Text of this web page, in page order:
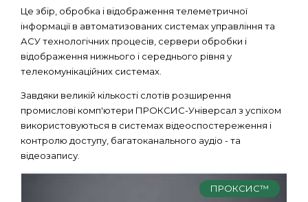
Це збір, обробка і відображення телеметричної
інформації в автоматизованих системах управління та
АСУ технологічних процесів, сервери обробки і
відображення нижнього і середнього рівня у
телекомунікаційних системах.
Завдяки великій кількості слотів розширення
промислові комп'ютери ПРОКСИС-Універсал з успіхом
використовуються в системах відеоспостереження і
контролю доступу, багатоканального аудіо - та
відеозапису.
ПРОКСИС™